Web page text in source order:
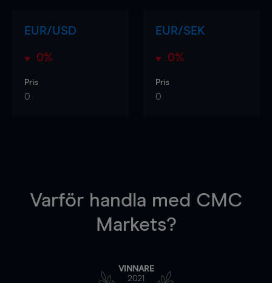
EUR/USD
0%
Pris
0
EUR/SEK
0%
Pris
0
Varför handla med CMC
Markets?
VINNARE
2021